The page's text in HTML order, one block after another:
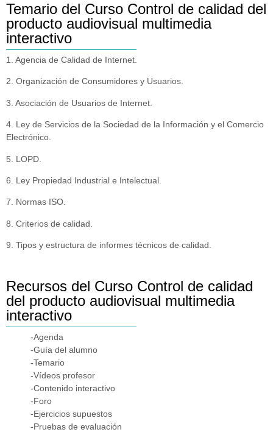
Temario del Curso Control de calidad del
producto audiovisual multimedia
interactivo
1. Agencia de Calidad de Internet.
2. Organización de Consumidores y Usuarios.
3. Asociación de Usuarios de Internet.
4. Ley de Servicios de la Sociedad de la Información y el Comercio
Electrónico.
5. LOPD.
6. Ley Propiedad Industrial e Intelectual.
7. Normas ISO.
8. Criterios de calidad.
9. Tipos y estructura de informes técnicos de calidad.
Recursos del Curso Control de calidad
del producto audiovisual multimedia
interactivo
-Agenda
-Guía del alumno
-Temario
-Vídeos profesor
-Contenido interactivo
-Foro
-Ejercicios supuestos
-Pruebas de evaluación